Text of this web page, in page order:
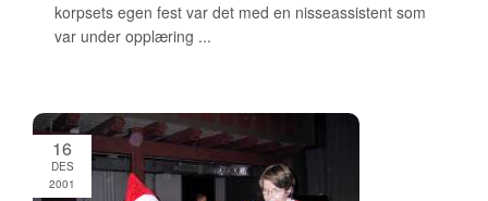
korpsets egen fest var det med en nisseassistent som
var under opplæring ...
16
DES
2001